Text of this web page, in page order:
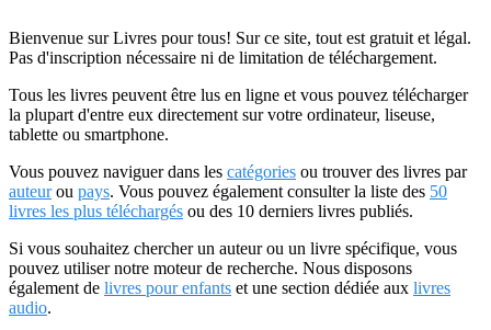
Bienvenue sur Livres pour tous! Sur ce site, tout est gratuit et légal.
Pas d'inscription nécessaire ni de limitation de téléchargement.
Tous les livres peuvent être lus en ligne et vous pouvez télécharger
la plupart d'entre eux directement sur votre ordinateur, liseuse,
tablette ou smartphone.
Vous pouvez naviguer dans les catégories ou trouver des livres par
auteurou pays. Vous pouvez également consulter la liste des 50
livres les plus téléchargés ou des 10 derniers livres publiés.
Si vous souhaitez chercher un auteur ou un livre spécifique, vous
pouvez utiliser notre moteur de recherche. Nous disposons
également de livres pour enfants et une section dédiée aux livres
audio.